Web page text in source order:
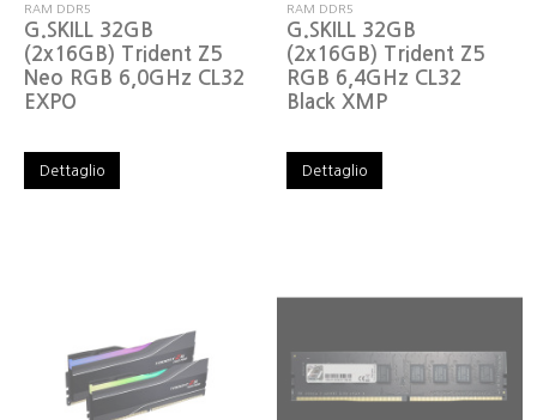
RAM DDR5
G.SKILL 32GB
(2x16GB) Trident Z5
Neo RGB 6,0GHz CL32
EXPO
Dettaglio
RAM DDR5
G.SKILL 32GB
(2x16GB) Trident Z5
RGB 6,4GHz CL32
Black XMP
Dettaglio